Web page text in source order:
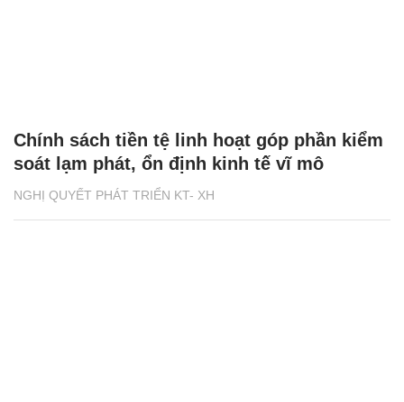
NGHỊ QUYẾT PHÁT TRIỂN KT- XH
Chính sách tiền tệ linh hoạt góp phần kiểm
soát lạm phát, ổn định kinh tế vĩ mô